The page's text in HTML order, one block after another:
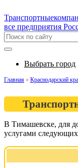
Транспортные
все предприятия
Выбрать город
Главная » Краснодарский
В Тимашевске, для
услугами